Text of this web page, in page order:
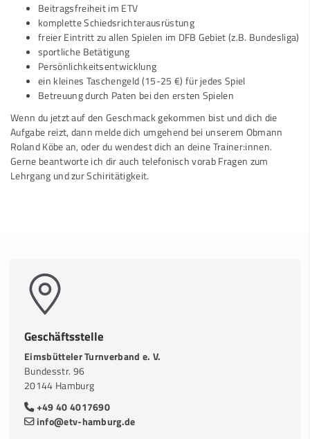
Beitragsfreiheit im ETV
komplette Schiedsrichterausrüstung
freier Eintritt zu allen Spielen im DFB Gebiet (z.B. Bundesliga)
sportliche Betätigung
Persönlichkeitsentwicklung
ein kleines Taschengeld (15-25 €) für jedes Spiel
Betreuung durch Paten bei den ersten Spielen
Wenn du jetzt auf den Geschmack gekommen bist und dich die
Aufgabe reizt, dann melde dich umgehend bei unserem Obmann
Roland Köbean, oder du wendest dich an deine Trainer:innen.
Gerne beantworte ich dir auch telefonisch vorab Fragen zum
Lehrgang und zur Schiritätigkeit.
Geschäftsstelle
Eimsbütteler Turnverband e. V.
Bundesstr. 96
20144 Hamburg
+49 40 4017690
info@etv-hamburg.de